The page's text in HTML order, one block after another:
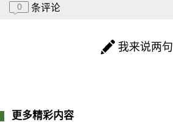
0 条评论
我来说两句
更多精彩内容